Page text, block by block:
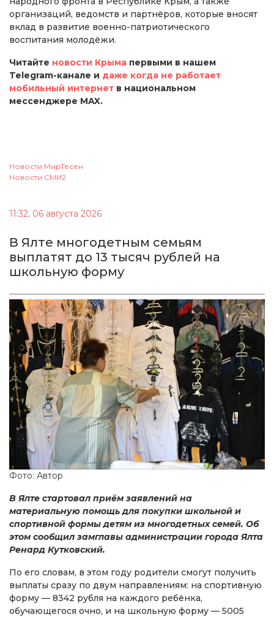
организаций, ведомств и партнёров, которые вносят
вклад в развитие военно-патриотического
воспитания молодёжи.
Читайте новости Крыма первыми в нашем
Telegram-канале и даже когда не работает
мобильный интернет в национальном
мессенджере MAX.
Новости МирТесен
Новости СМИ2
11:32, 06 августа 2026
В Ялте многодетным семьям
выплатят до 13 тысяч рублей на
школьную форму
Фото: Автор
В Ялте стартовал приём заявлений на
материальную помощь для покупки школьной и
спортивной формы детям из многодетных семей. Об
этом сообщил замглавы администрации города Ялта
Ренард Кутковский.
По его словам, в этом году родители смогут получить
выплаты сразу по двум направлениям: на спортивную
форму — 8342 рубля на каждого ребёнка,
обучающегося очно, и на школьную форму — 5005